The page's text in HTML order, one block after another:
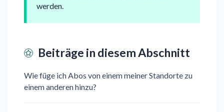
werden.
Beiträge in diesem Abschnitt
Wie füge ich Abos von einem meiner Standorte zu
einem anderen hinzu?